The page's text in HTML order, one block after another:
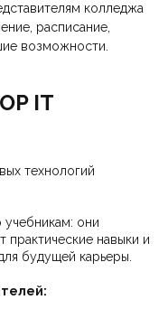
колледжа
расписание,
возможности.
IT
технологий
учебникам: они
практические навыки и
будущей карьеры.